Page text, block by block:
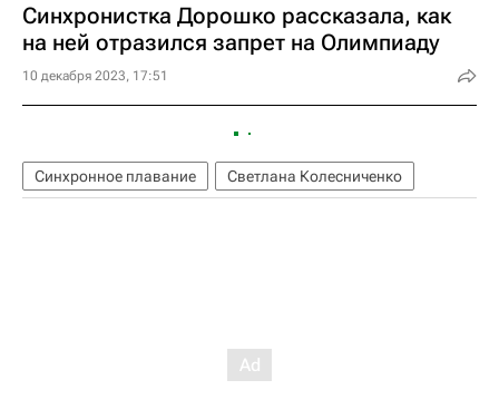
Синхронистка Дорошко рассказала, как
на ней отразился запрет на Олимпиаду
10 декабря 2023, 17:51
Синхронное плавание Светлана Колесниченко